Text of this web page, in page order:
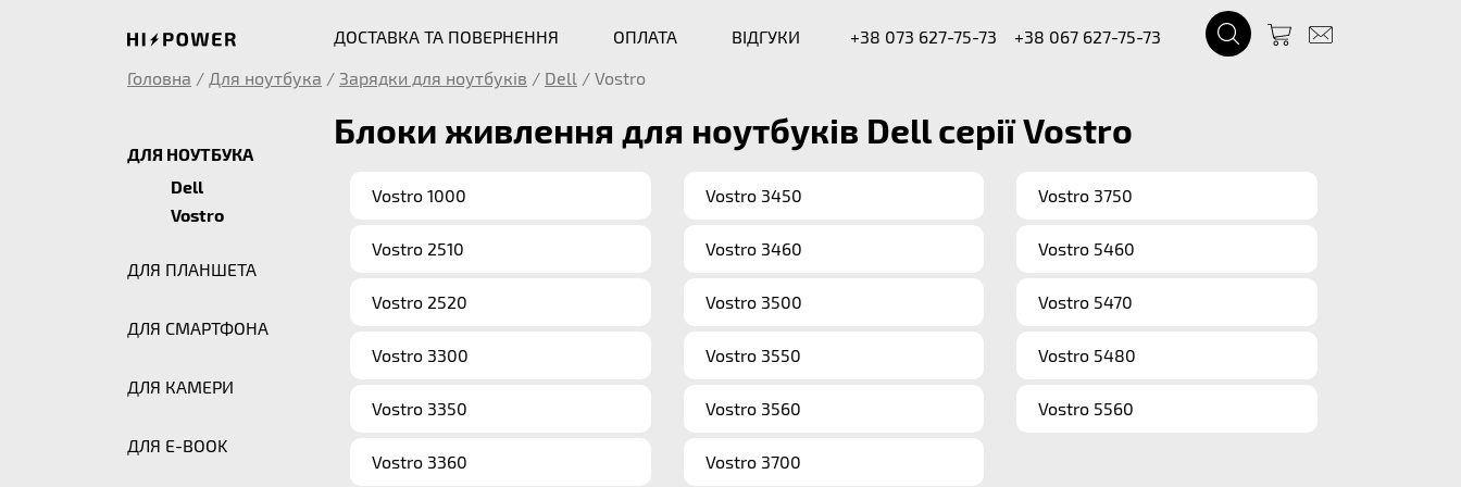
ДОСТАВКА ТА ПОВЕРНЕННЯ ОПЛАТА ВІДГУКИ +38 073 627-75-73
+38 067 627-75-73
Головна / Для ноутбука / Зарядки для ноутбуків / Dell / Vostro
ДЛЯ НОУТБУКА
Dell
Vostro
ДЛЯ ПЛАНШЕТА
ДЛЯ СМАРТФОНА
ДЛЯ КАМЕРИ
ДЛЯ E-BOOK
Блоки живлення для ноутбуків Dell серії Vostro
Vostro 1000
Vostro 2510
Vostro 2520
Vostro 3300
Vostro 3350
Vostro 3360
Vostro 3450
Vostro 3460
Vostro 3500
Vostro 3550
Vostro 3560
Vostro 3700
Vostro 3750
Vostro 5460
Vostro 5470
Vostro 5480
Vostro 5560